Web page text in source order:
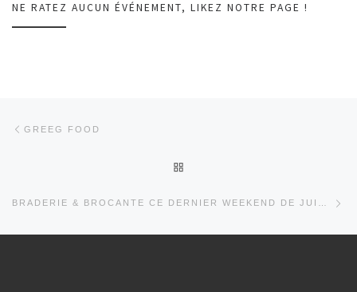
NE RATEZ AUCUN ÉVÉNEMENT, LIKEZ NOTRE PAGE !
GREEG FOOD